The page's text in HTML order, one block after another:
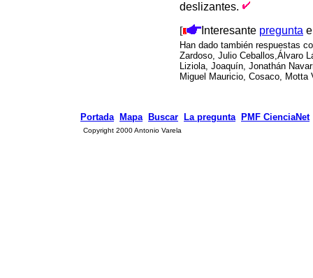
deslizantes.
[
Interesante pregunta
Han dado también respuestas
Zardoso, Julio Ceballos,Álvaro
Liziola, Joaquín, Jonathán
Miguel Mauricio, Cosaco, Motta
Portada Mapa Buscar La pregunta PMF CienciaNet
Copyright 2000 Antonio Varela